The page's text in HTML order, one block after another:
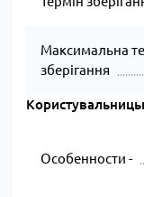
Максимальна
зберігання
Особенности -